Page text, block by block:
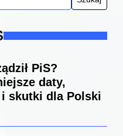
PiS?
daty,
skutki dla Polski